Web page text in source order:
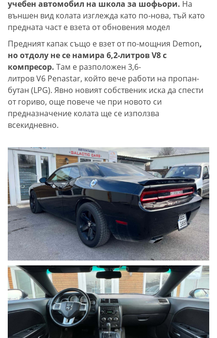
учебен автомобил на школа за шофьори. На
външен вид колата изглежда като по-нова, тъй като
предната част е взета от обновения модел
Предният капак също е взет от по-мощния Demon,
но отдолу не се намира 6,2-литров V8 с
компресор. Там е разположен 3,6-
литров V6 Penastar, който вече работи на пропан-
бутан (LPG). Явно новият собственик иска да спести
от гориво, още повече че при новото си
предназначение колата ще се използва
всекидневно.